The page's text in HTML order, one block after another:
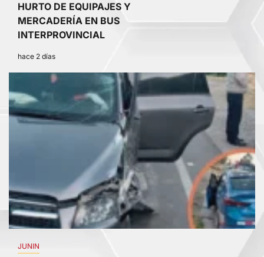
HURTO DE EQUIPAJES Y
MERCADERÍA EN BUS
INTERPROVINCIAL
hace 2 días
JUNIN